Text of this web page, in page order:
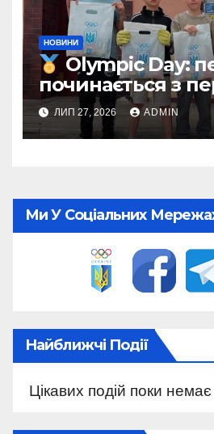
НОВИНИ
Olympic Day:
починається з
кроку
ЛИП 27, 2026 ADMIN
Ми У Соціальних
Найближчі Події
Цікавих подій поки немає